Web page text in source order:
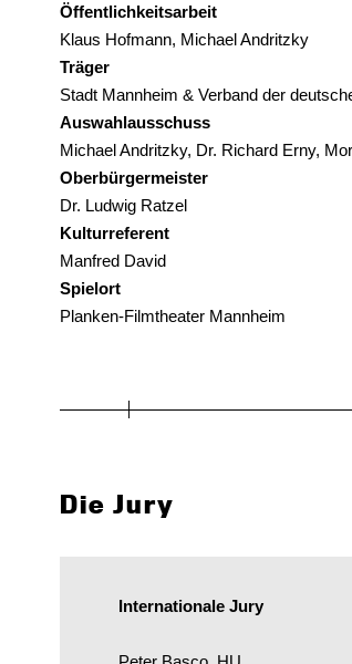
Öffentlichkeitsarbeit
Klaus Hofmann, Michael Andritzky
Träger
Stadt Mannheim & Verband der
Auswahlausschuss
Michael Andritzky, Dr. Richard Erny,
Oberbürgermeister
Dr. Ludwig Ratzel
Kulturreferent
Manfred David
Spielort
Planken-Filmtheater Mannheim
Die Jury
Internationale Jury